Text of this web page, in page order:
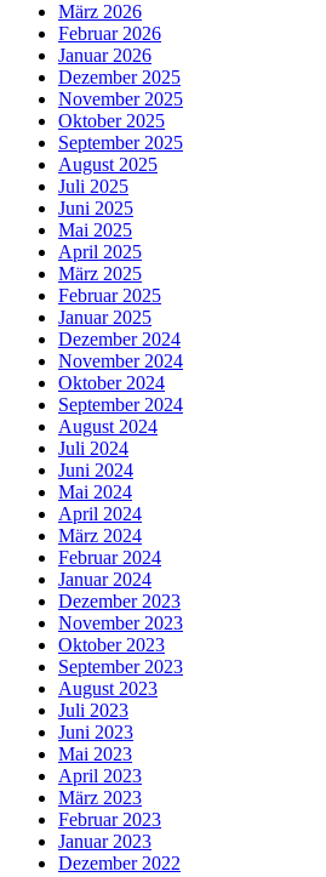
März 2026
Februar 2026
Januar 2026
Dezember 2025
November 2025
Oktober 2025
September 2025
August 2025
Juli 2025
Juni 2025
Mai 2025
April 2025
März 2025
Februar 2025
Januar 2025
Dezember 2024
November 2024
Oktober 2024
September 2024
August 2024
Juli 2024
Juni 2024
Mai 2024
April 2024
März 2024
Februar 2024
Januar 2024
Dezember 2023
November 2023
Oktober 2023
September 2023
August 2023
Juli 2023
Juni 2023
Mai 2023
April 2023
März 2023
Februar 2023
Januar 2023
Dezember 2022